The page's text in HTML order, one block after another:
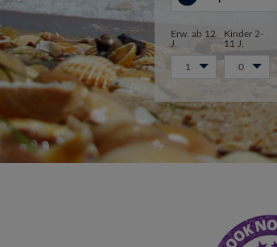
Erw. ab 12
J.
Kinder 2-
11 J.
1 0